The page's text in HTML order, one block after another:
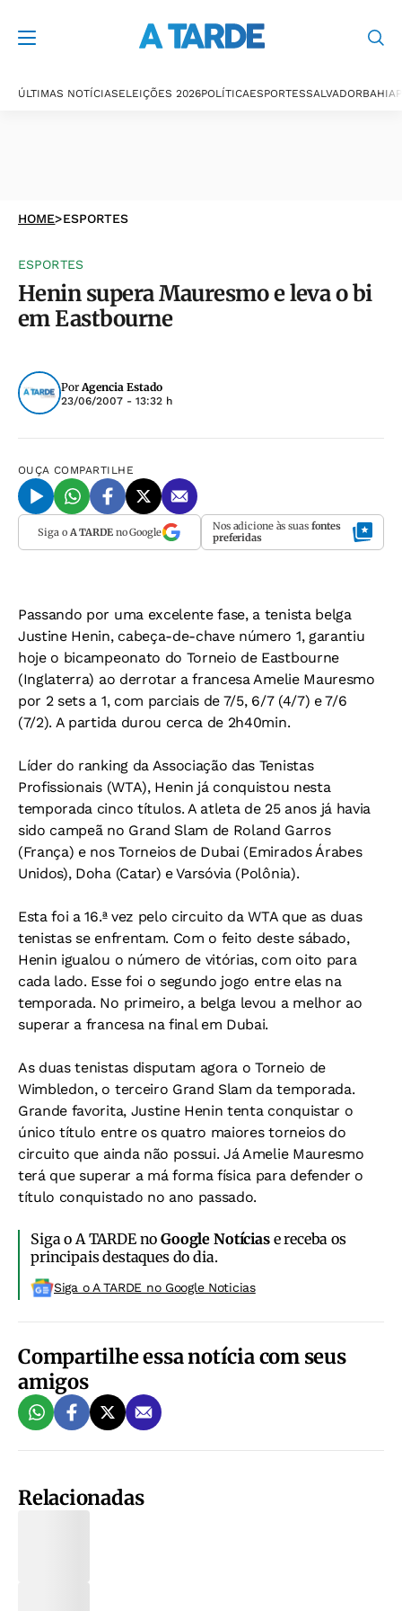
ÚLTIMAS NOTÍCIASELEIÇÕES 2026POLÍTICAESPORTESSALVADORBAHIA
HOME>ESPORTES
ESPORTES
Henin supera Mauresmo e leva o bi
em Eastbourne
PorAgencia Estado
23/06/2007 - 13:32 h
OUÇA COMPARTILHE
Siga o A TARDEno Google Nos adicione às suas fontes
preferidas
Passando por uma excelente fase, a tenista belga
Justine Henin, cabeça-de-chave número 1, garantiu
hoje o bicampeonato do Torneio de Eastbourne
(Inglaterra) ao derrotar a francesa Amelie Mauresmo
por 2 sets a 1, com parciais de 7/5, 6/7 (4/7) e 7/6
(7/2). A partida durou cerca de 2h40min.
Líder do ranking da Associação das Tenistas
Profissionais (WTA), Henin já conquistou nesta
temporada cinco títulos. A atleta de 25 anos já havia
sido campeã no Grand Slam de Roland Garros
(França) e nos Torneios de Dubai (Emirados Árabes
Unidos), Doha (Catar) e Varsóvia (Polônia).
Esta foi a 16.ª vez pelo circuito da WTA que as duas
tenistas se enfrentam. Com o feito deste sábado,
Henin igualou o número de vitórias, com oito para
cada lado. Esse foi o segundo jogo entre elas na
temporada. No primeiro, a belga levou a melhor ao
superar a francesa na final em Dubai.
As duas tenistas disputam agora o Torneio de
Wimbledon, o terceiro Grand Slam da temporada.
Grande favorita, Justine Henin tenta conquistar o
único título entre os quatro maiores torneios do
circuito que ainda não possui. Já Amelie Mauresmo
terá que superar a má forma física para defender o
título conquistado no ano passado.
Siga o A TARDE noGoogle Notíciase receba os
principais destaques do dia.
Siga o A TARDE no Google Noticias
Compartilhe essa notícia com seus
amigos
Relacionadas